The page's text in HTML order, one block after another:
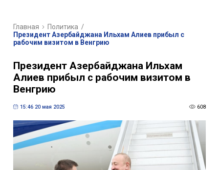
Главная Политика /
Президент Азербайджана Ильхам Алиев прибыл с
рабочим визитом в Венгрию
Президент Азербайджана Ильхам
Алиев прибыл с рабочим визитом в
Венгрию
15:46 20 мая 2025 608